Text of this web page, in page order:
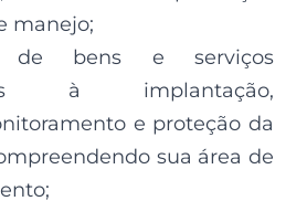
manejo;
de bens e serviços
à implantação,
e proteção da
sua área de